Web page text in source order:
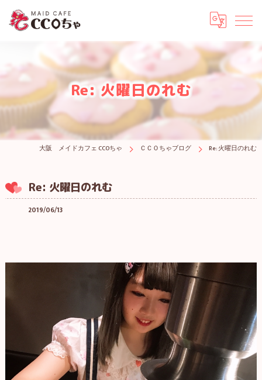
Re: 火曜日のれむ
大阪 メイドカフェ CCOちゃ ＣＣＯちゃブログ Re: 火曜日のれむ
Re: 火曜日のれむ
2019/06/13